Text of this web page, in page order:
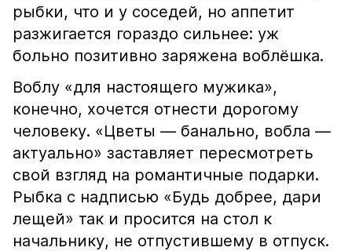
рыбки, что и у соседей, но аппетит
разжигается гораздо сильнее: уж
больно позитивно заряжена воблёшка.
Воблу «для настоящего мужика»,
конечно, хочется отнести дорогому
человеку. «Цветы — банально, вобла —
актуально» заставляет пересмотреть
свой взгляд на романтичные подарки.
Рыбка с надписью «Будь добрее, дари
лещей» так и просится на стол к
начальнику, не отпустившему в отпуск.